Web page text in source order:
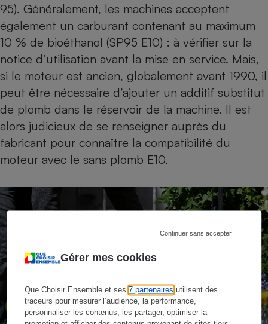
Gérer mes cookies
Que Choisir Ensemble et ses7 partenaires utilisent des
traceurs pour mesurer l’audience, la performance,
personnaliser les contenus, les partager, optimiser la
Continuer sans accepter
95). Généralement, les machines acceptent
également un carburant contenant au maximum
10 % de bioéthanol (SP95 E10) : à vérifier sur la
notice d’utilisation avant la mise en service. Mais,
si le moteur est ancien, globalement avant 1990, il
peut être nécessaire d’ajouter un additif substitut
de plomb dans le réservoir de la machine. Il est
alors judicieux de se renseigner auprès du
fabricant pour connaître la compatibilité du
moteur avec le sans plomb E10.